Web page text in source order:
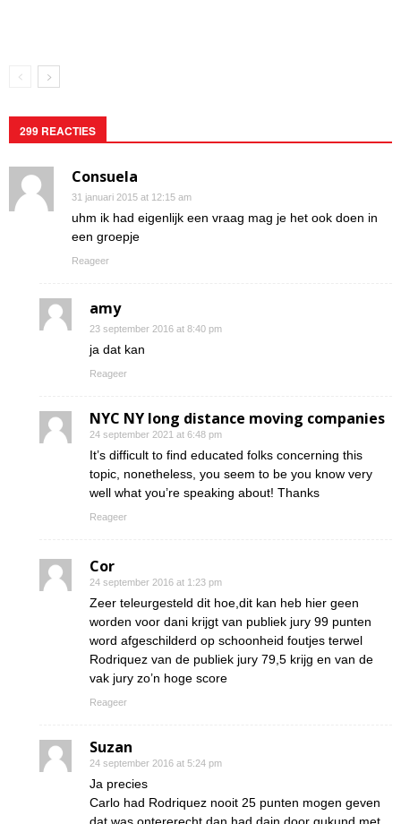
299 REACTIES
Consuela
31 januari 2015 at 12:15 am
uhm ik had eigenlijk een vraag mag je het ook doen in
een groepje
Reageer
amy
23 september 2016 at 8:40 pm
ja dat kan
Reageer
NYC NY long distance moving companies
24 september 2021 at 6:48 pm
It’s difficult to find educated folks concerning this
topic, nonetheless, you seem to be you know very
well what you’re speaking about! Thanks
Reageer
Cor
24 september 2016 at 1:23 pm
Zeer teleurgesteld dit hoe,dit kan heb hier geen
worden voor dani krijgt van publiek jury 99 punten
word afgeschilderd op schoonheid foutjes terwel
Rodriquez van de publiek jury 79,5 krijg en van de
vak jury zo’n hoge score
Reageer
Suzan
24 september 2016 at 5:24 pm
Ja precies
Carlo had Rodriquez nooit 25 punten mogen geven